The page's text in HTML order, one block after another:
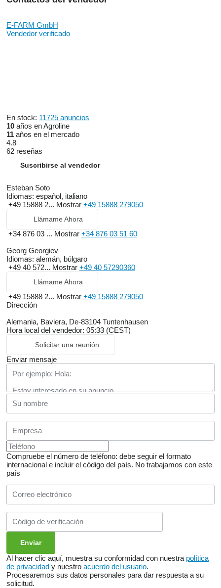
E-FARM GmbH
Vendedor verificado
En stock: 11725 anuncios
10 años en Agroline
11 años en el mercado
4.8
62 reseñas
Suscribirse al vendedor
Esteban Soto
Idiomas: español, italiano
+49 15888 2... Mostrar +49 15888 279050
Llámame Ahora
+34 876 03 ... Mostrar +34 876 03 51 60
Georg Georgiev
Idiomas: alemán, búlgaro
+49 40 572... Mostrar +49 40 57290360
Llámame Ahora
+49 15888 2... Mostrar +49 15888 279050
Dirección
Alemania, Baviera, De-83104 Tuntenhausen
Hora local del vendedor: 05:33 (CEST)
Solicitar una reunión
Enviar mensaje
Compruebe el número de teléfono: debe seguir el formato
internacional e incluir el código del país. No trabajamos con este
país
Al hacer clic aquí, muestra su conformidad con nuestra política
de privacidad y nuestro acuerdo del usuario.
Procesaremos sus datos personales para dar respuesta a su
solicitud.